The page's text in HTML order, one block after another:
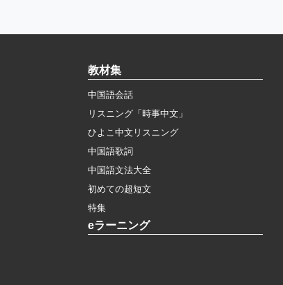
教材集
中国語会話
リスニング「時事中文」
ひよこ中文リスニング
中国語歌詞
中国語文法大全
初めての超短文
特集
eラーニング